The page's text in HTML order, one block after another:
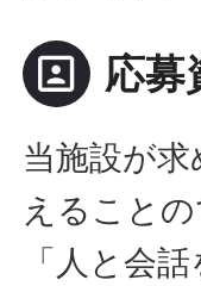
portrait 応募
当施設が
えることの
「人と会